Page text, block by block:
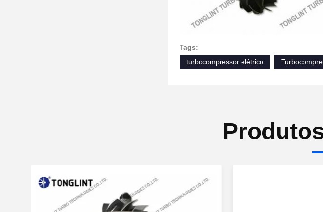
Tags:
turbocompressor elétrico